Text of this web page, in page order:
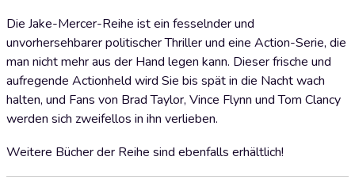
Die Jake-Mercer-Reihe ist ein fesselnder und
unvorhersehbarer politischer Thriller und eine Action-Serie, die
man nicht mehr aus der Hand legen kann. Dieser frische und
aufregende Actionheld wird Sie bis spät in die Nacht wach
halten, und Fans von Brad Taylor, Vince Flynn und Tom Clancy
werden sich zweifellos in ihn verlieben.
Weitere Bücher der Reihe sind ebenfalls erhältlich!